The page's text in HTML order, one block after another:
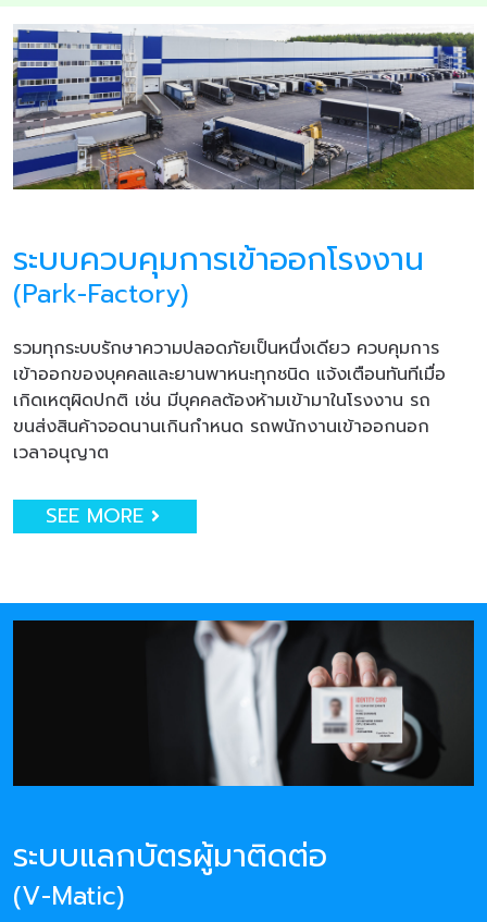
ระบบควบคุมการเข้าออกโรงงาน
(Park-Factory)
รวมทุกระบบรักษาความปลอดภัยเป็นหนึ่งเดียว ควบคุมการ
เข้าออกของบุคคลและยานพาหนะทุกชนิด แจ้งเตือนทันทีเมื่อ
เกิดเหตุผิดปกติ เช่น มีบุคคลต้องห้ามเข้ามาในโรงงาน รถ
ขนส่งสินค้าจอดนานเกินกำหนด รถพนักงานเข้าออกนอก
เวลาอนุญาต
SEE MORE
ระบบแลกบัตรผู้มาติดต่อ
(V-Matic)